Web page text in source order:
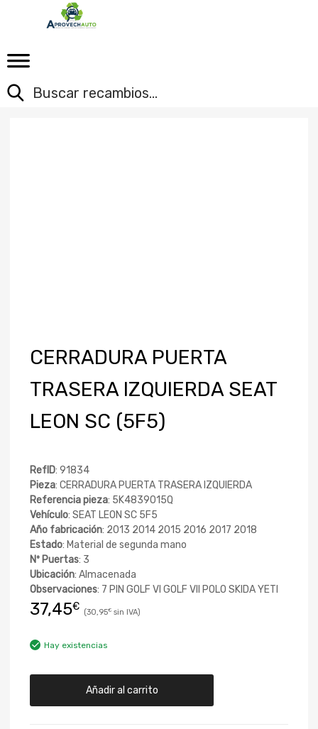
CERRADURA PUERTA
TRASERA IZQUIERDA SEAT
LEON SC (5F5)
RefID: 91834
Pieza: CERRADURA PUERTA TRASERA IZQUIERDA
Referencia pieza: 5K4839015Q
Vehículo: SEAT LEON SC 5F5
Año fabricación: 2013 2014 2015 2016 2017 2018
Estado: Material de segunda mano
Nº Puertas: 3
Ubicación: Almacenada
Observaciones: 7 PIN GOLF VI GOLF VII POLO SKIDA YETI
37,45€ 30,95€
Hay existencias
Añadir al carrito